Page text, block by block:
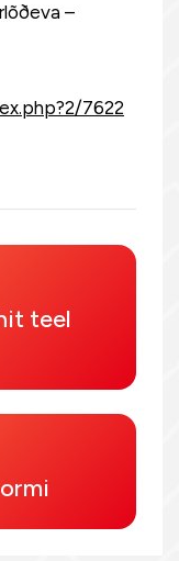
–
7622
teel